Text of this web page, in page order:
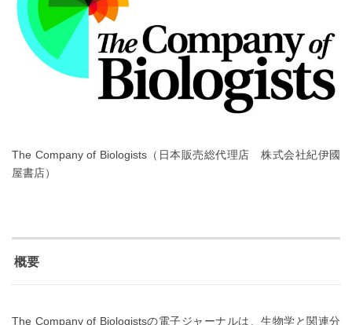
The Company of Biologists（日本販売総代理店 株式会社紀伊國
屋書店）
概要
The Company of Biologistsの電子ジャーナルは、生物学と関連分